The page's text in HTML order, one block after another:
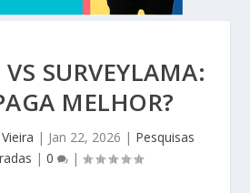
SURVEYLAMA:
MELHOR?
| Jan 22, 2026 | Pesquisas
| 0 |